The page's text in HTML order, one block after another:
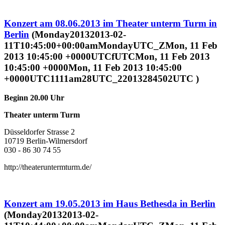
Konzert am 08.06.2013 im Theater unterm Turm in
Berlin (Monday20132013-02-
11T10:45:00+00:00amMondayUTC_ZMon, 11 Feb
2013 10:45:00 +0000UTCfUTCMon, 11 Feb 2013
10:45:00 +0000Mon, 11 Feb 2013 10:45:00
+0000UTC1111am28UTC_22013284502UTC )
Beginn 20.00 Uhr
Theater unterm Turm
Düsseldorfer Strasse 2
10719 Berlin-Wilmersdorf
030 - 86 30 74 55
http://theateruntermturm.de/
Konzert am 19.05.2013 im Haus Bethesda in Berlin
(Monday20132013-02-